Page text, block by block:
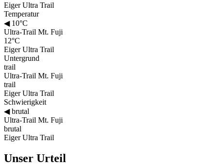
Eiger Ultra Trail
Temperatur
◀10°C
Ultra-Trail Mt. Fuji
12°C
Eiger Ultra Trail
Untergrund
trail
Ultra-Trail Mt. Fuji
trail
Eiger Ultra Trail
Schwierigkeit
◀brutal
Ultra-Trail Mt. Fuji
brutal
Eiger Ultra Trail
Unser Urteil